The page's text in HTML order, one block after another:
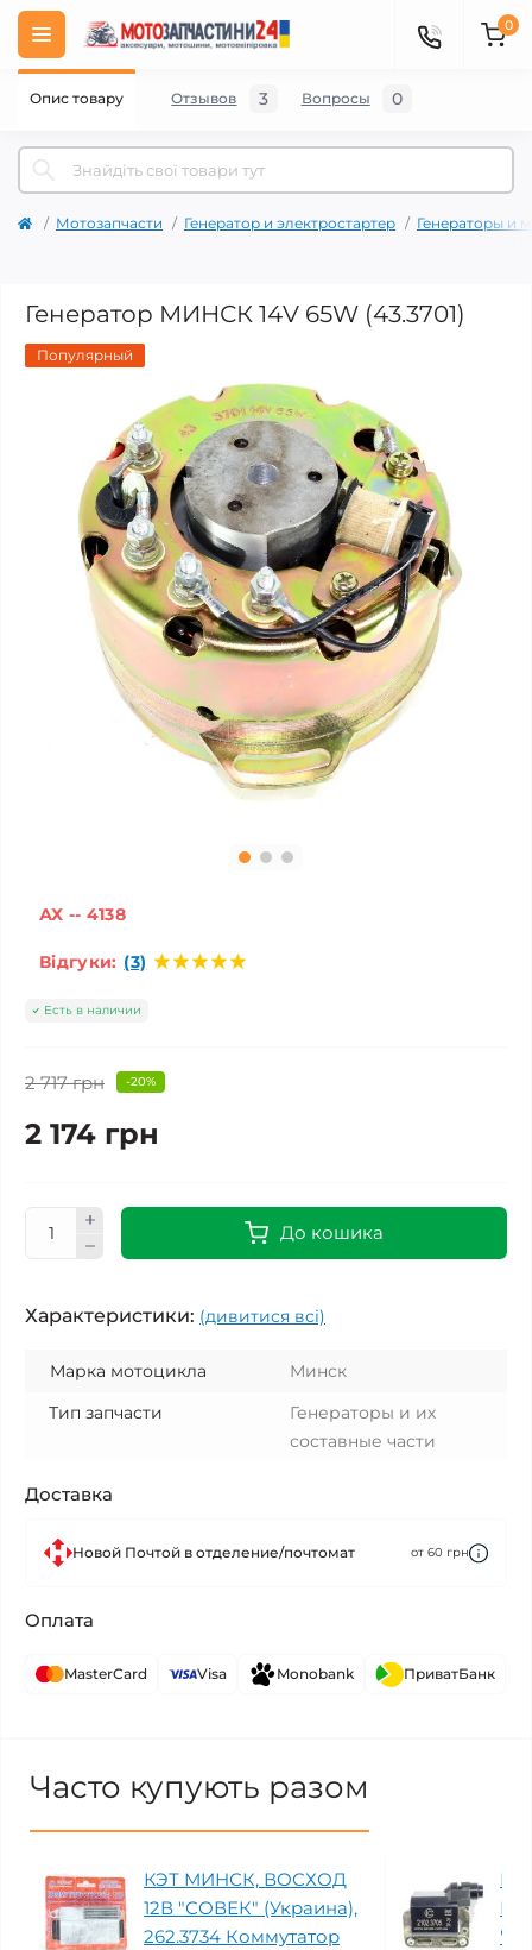
0
Мотозапчасти Генератор и электростартер Генераторы и
Генератор МИНСК 14V 65W (43.3701)
Популярный
АХ -- 4138
Відгуки: (3)
Есть в наличии
2 717 грн -20%
2 174 грн
До кошика
Характеристики: (дивитися всі)
Марка мотоцикла
Минск
Тип запчасти
Генераторы и их
составные части
Доставка
Новой Почтой в отделение/почтомат от 60 грн
Оплата
MasterCard Visa Monobank ПриватБанк
Часто купують разом
КЭТ МИНСК, ВОСХОД
12В "СОВЕК" (Украина),
262.3734 Коммутатор
Опис товару Отзывов 3 Вопросы 0